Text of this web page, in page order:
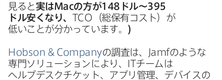
見ると 実はMacの​方が148 ドル～395
ドル安くなり、 TCO （総保有コスト）が​
低いことが​分かっています。 )
Hobson & Companyの​調査は、 Jamfのような​
専門ソリューションに​より、
ITチームは​
ヘルプデスクチケット、​アプリ管理、​デバイスの​